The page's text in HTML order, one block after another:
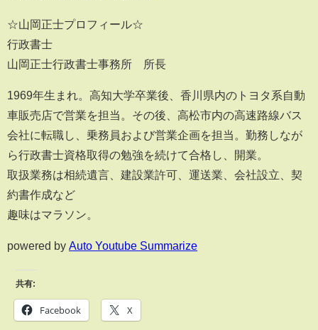
☆山岡正士プロフィール☆
行政書士
山岡正士行政書士事務所 所長
1969年生まれ。高知大学卒業後、香川県内のトヨタ系自動
車販売店で営業を担当。その後、高松市内の高速路線バス
会社に転職し、乗務員および営業企画を担当。勤務しなが
ら行政書士資格取得の勉強を続けて合格し、開業。
取扱業務は相続遺言、建設業許可、運送業、会社設立、契
約書作成など
趣味はマラソン。
powered by Auto Youtube Summarize
共有:
Facebook X